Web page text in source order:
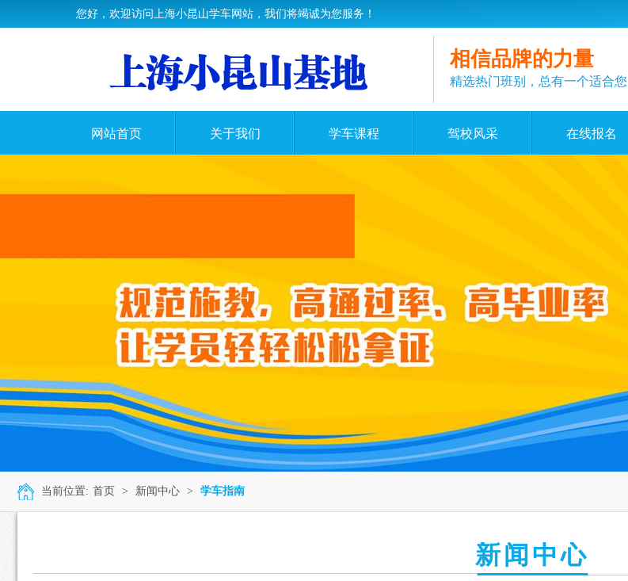
您好，欢迎访问上海小昆山学车网站，我们将竭诚为您服务！
相信品牌的力量
精选热门班别，总有一个适合您
网站首页 关于我们 学车课程 驾校风采 在线报名
当前位置: 首页 > 新闻中心 > 学车指南
新闻中心